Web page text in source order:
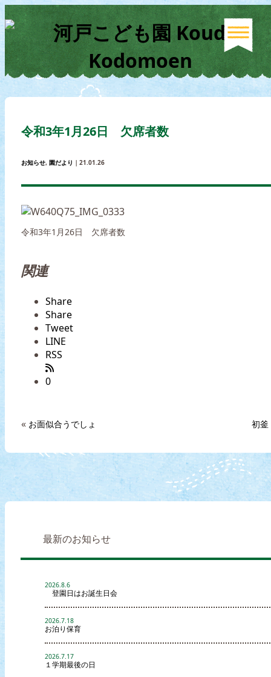
令和3年1月26日 欠席者数
お知らせ, 園だより ｜21.01.26
令和3年1月26日 欠席者数
関連
Share
Share
Tweet
LINE
RSS
0
« お面似合うでしょ 初釜
最新のお知らせ
登園日はお誕生日会
2026.8.6
お泊り保育
2026.7.18
１学期最後の日
2026.7.17